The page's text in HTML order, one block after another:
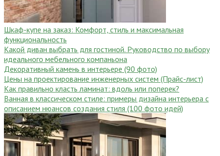
Шкаф-купе на заказ: Комфорт, стиль и максимальная
функциональность
Какой диван выбрать для гостиной. Руководство по выбору
идеального мебельного компаньона
Декоративный камень в интерьере (90 фото)
Цены на проектирование инженерных систем (Прайс-лист)
Как правильно класть ламинат: вдоль или поперек?
Ванная в классическом стиле: примеры дизайна интерьера с
описанием нюансов создания стиля (100 фото идей)